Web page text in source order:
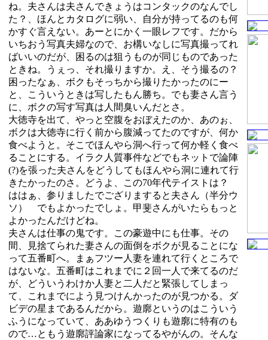
ね。夫さんは夫さんできょうはコンタックのなんでし
た？、ほんとカタログに弱い、自分が持ってるのも何
かすぐ言えない。あーとにかく一眼レフです。だから
いちおう写真夫婦なので、お構いなしに写真撮ってれ
ばいいのだが、困るのは狙うものが同じものであった
ときね。うぇっ、それ撮りますか。え、そう撮るの？
困ったなぁ、ボクもそっちから撮りたかったのにー
と、こういうときは写したもん勝ち。でも妻さん言う
に、ボクの写す写真は人間臭いんだとさ。
大徳寺を出て、やっと空腹をおぼえたのか、あのぉ、
ボクは大徳寺に行く前から腹減ってたのですが、何か
食べようと。そこでほんやら洞へ行って何か軽く食べ
ることにする。イラク人質事件などでもネットで論陣
(?)を張った夫さんをどうしてもほんやら洞に連れて行
きたかったのさ。どうよ、この70年代テイストは？
ははぁ、参りましたでござりますると夫さん（半分ウ
ソ） でもよかったでしょ。甲斐さんがいたらもっと
よかったんだけどね。
夫さんは仕事の鬼です。この豪遊中にも仕事。その
間、見捨てられた妻さんの面倒をボクが見ることにな
って五番町へ。まぁフツー人妻を連れて行くところで
はないな。五番町はこれまでに２回一人で来てるのだ
が、どういうわけか人妻と二人だと緊張してしまっ
て、これまでによう見つけんかったのが見つかる。ダ
ビデの星まであるんだから。遊廓というのはこういう
ふうになっていて、ああゆうつくりも遊廓に特有のも
ので…ともう遊廓評論家になってるやがんの。そんな